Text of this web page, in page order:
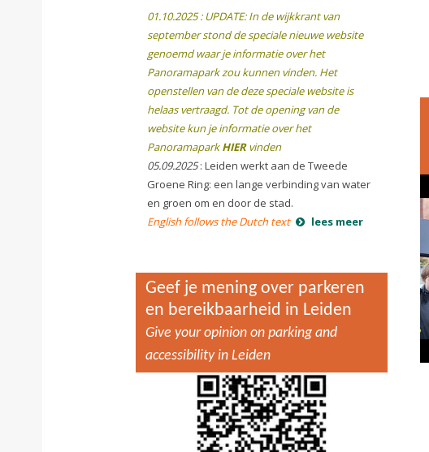
01.10.2025 : UPDATE: In de wijkkrant van
september stond de speciale nieuwe website
genoemd waar je informatie over het
Panoramapark zou kunnen vinden. Het
openstellen van de deze speciale website is
helaas vertraagd. Tot de opening van de
website kun je informatie over het
PanoramaparkHIERvinden
05.09.2025: Leiden werkt aan de Tweede
Groene Ring: een lange verbinding van water
en groen om en door de stad.
English follows the Dutch text
lees meer
Geef je mening over parkeren
en bereikbaarheid in Leiden
Give your opinion on parking and
accessibility in Leiden